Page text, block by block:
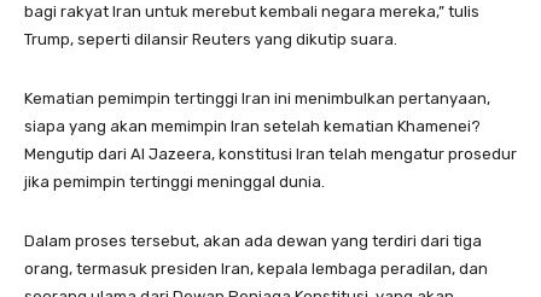
bagi rakyat Iran untuk merebut kembali negara mereka,” tulis
Trump, seperti dilansir Reuters yang dikutip suara.
Kematian pemimpin tertinggi Iran ini menimbulkan pertanyaan,
siapa yang akan memimpin Iran setelah kematian Khamenei?
Mengutip dari Al Jazeera, konstitusi Iran telah mengatur prosedur
jika pemimpin tertinggi meninggal dunia.
Dalam proses tersebut, akan ada dewan yang terdiri dari tiga
orang, termasuk presiden Iran, kepala lembaga peradilan, dan